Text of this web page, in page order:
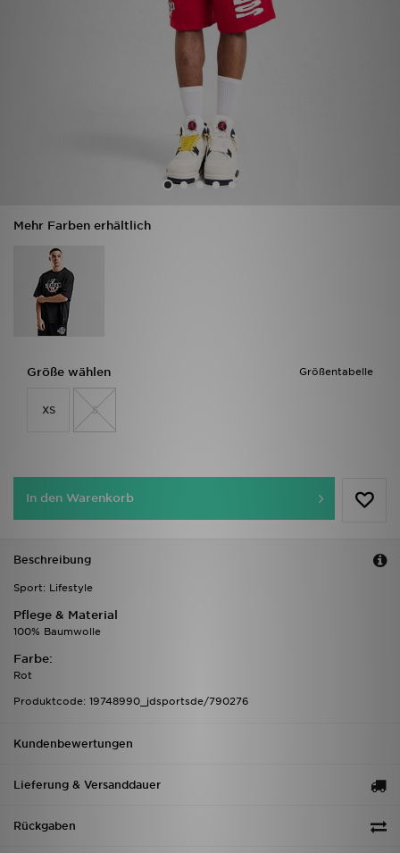
Mehr Farben erhältlich
Größentabelle
Größe wählen
XS S
In den Warenkorb
Beschreibung
Sport: Lifestyle
Pflege & Material
100% Baumwolle
Farbe:
Rot
Produktcode: 19748990_jdsportsde/790276
Kundenbewertungen
Lieferung & Versanddauer
Rückgaben